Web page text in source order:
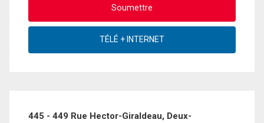
445 - 449 Rue Hector-Giraldeau, Deux-